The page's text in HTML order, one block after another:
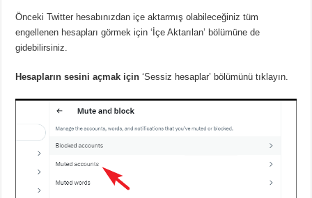
Önceki Twitter hesabınızdan içe aktarmış olabileceğiniz tüm
engellenen hesapları görmek için ‘İçe Aktarılan’ bölümüne de
gidebilirsiniz.
Hesapların sesini açmak için ‘Sessiz hesaplar’ bölümünü tıklayın.